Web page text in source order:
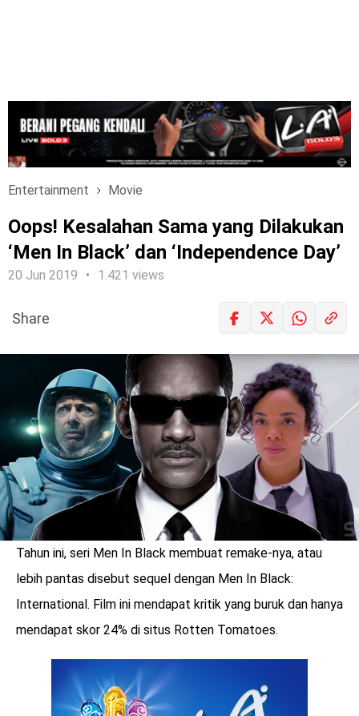
Entertainment Movie
Oops! Kesalahan Sama yang Dilakukan
‘Men In Black’ dan ‘Independence Day’
20 Jun 2019 1.421 views
benefit
menarik
LOGIN
Share
Tahun ini, seri Men In Black membuat remake-nya, atau
lebih pantas disebut sequel dengan Men In Black:
International. Film ini mendapat kritik yang buruk dan hanya
mendapat skor 24% di situs Rotten Tomatoes.